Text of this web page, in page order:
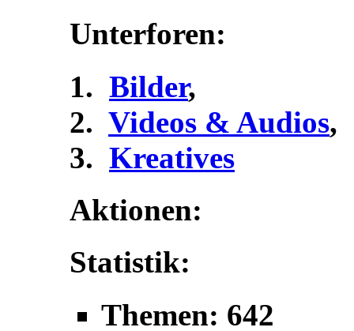
Unterforen:
Bilder,
Videos & Audios,
Kreatives
Aktionen:
Statistik:
Themen: 642